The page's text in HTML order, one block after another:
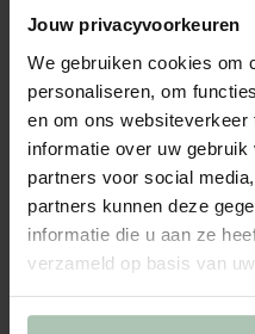
Jouw privacyvoorkeuren
We gebruiken cookies om
personaliseren, om
en om ons
informatie over uw
partners voor social
partners kunnen deze
informatie die u aan ze
verzameld op basis van
onderdeel van een modulaire
en zit element bijhoort. Je
maken samen met de andere
2 Stof: Royal Army
Levertijd: 8–12 weken